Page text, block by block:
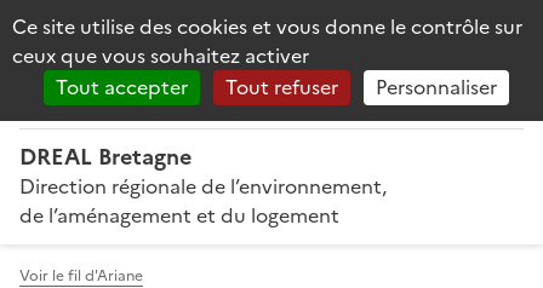
Panneau de gestion des cookies
Ce site utilise des cookies et vous donne le contrôle sur
ceux que vous souhaitez activer
Tout accepter
Tout refuser Personnaliser
PRÉFET
DE LA RÉGION
BRETAGNE
DREAL Bretagne
Direction régionale de l’environnement,
de l’aménagement et du logement
Voir le fil d'Ariane